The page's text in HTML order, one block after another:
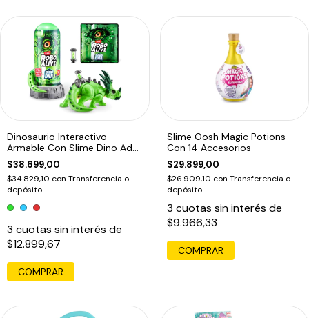
Dinosaurio Interactivo
Armable Con Slime Dino Adn
Robo Alive
$38.699,00
$34.829,10 con Transferencia o
depósito
3 cuotas sin interés de
$12.899,67
COMPRAR
Slime Oosh Magic Potions
Con 14 Accesorios
$29.899,00
$26.909,10 con Transferencia o
depósito
3 cuotas sin interés de
$9.966,33
COMPRAR